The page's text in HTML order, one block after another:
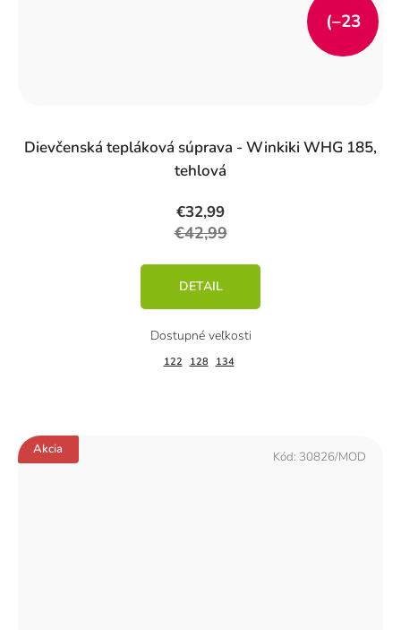
Dievčenská tepláková súprava - Winkiki WHG 185,
tehlová
€32,99
€42,99
(–23
DETAIL
122 128 134
Akcia Kód: 30826/MOD